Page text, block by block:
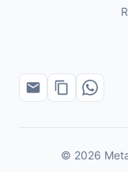
© 2026